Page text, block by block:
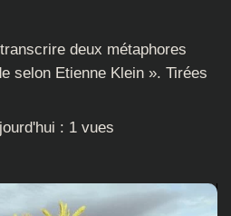
deux métaphores
selon Etienne Klein ». Tirées
: 1 vues